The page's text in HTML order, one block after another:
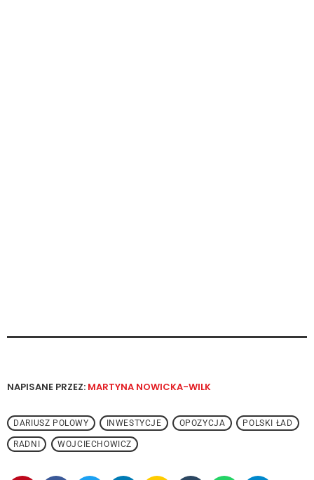
NAPISANE PRZEZ: MARTYNA NOWICKA-WILK
DARIUSZ POLOWY INWESTYCJE OPOZYCJA POLSKI ŁAD
RADNI WOJCIECHOWICZ